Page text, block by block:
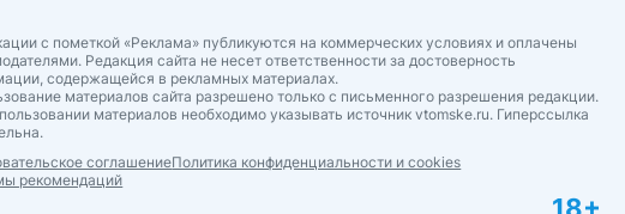
с пометкой «Реклама» публикуются на коммерческих условиях и оплачены
Редакция сайта не несет ответственности за достоверность
содержащейся в рекламных материалах.
материалов сайта разрешено только с письменного разрешения редакции.
материалов необходимо указывать источник vtomske.ru. Гиперссылка
соглашениеПолитика конфиденциальности и cookies
рекомендаций